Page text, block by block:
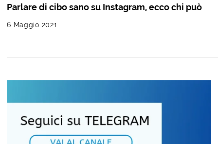
Parlare di cibo sano su Instagram, ecco chi può
6 Maggio 2021